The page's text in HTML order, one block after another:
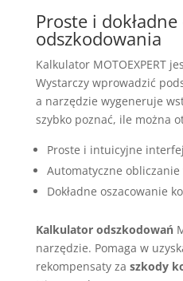
Proste i
odszkodowania
Kalkulator MOTOEXPERT
Wystarczy wprowadzić
a narzędzie wygeneruje
szybko poznać, ile można
Proste i intuicyjne
Automatyczne
Dokładne oszacowanie
Kalkulator odszkodowań
narzędzie. Pomaga w
rekompensaty za szkody